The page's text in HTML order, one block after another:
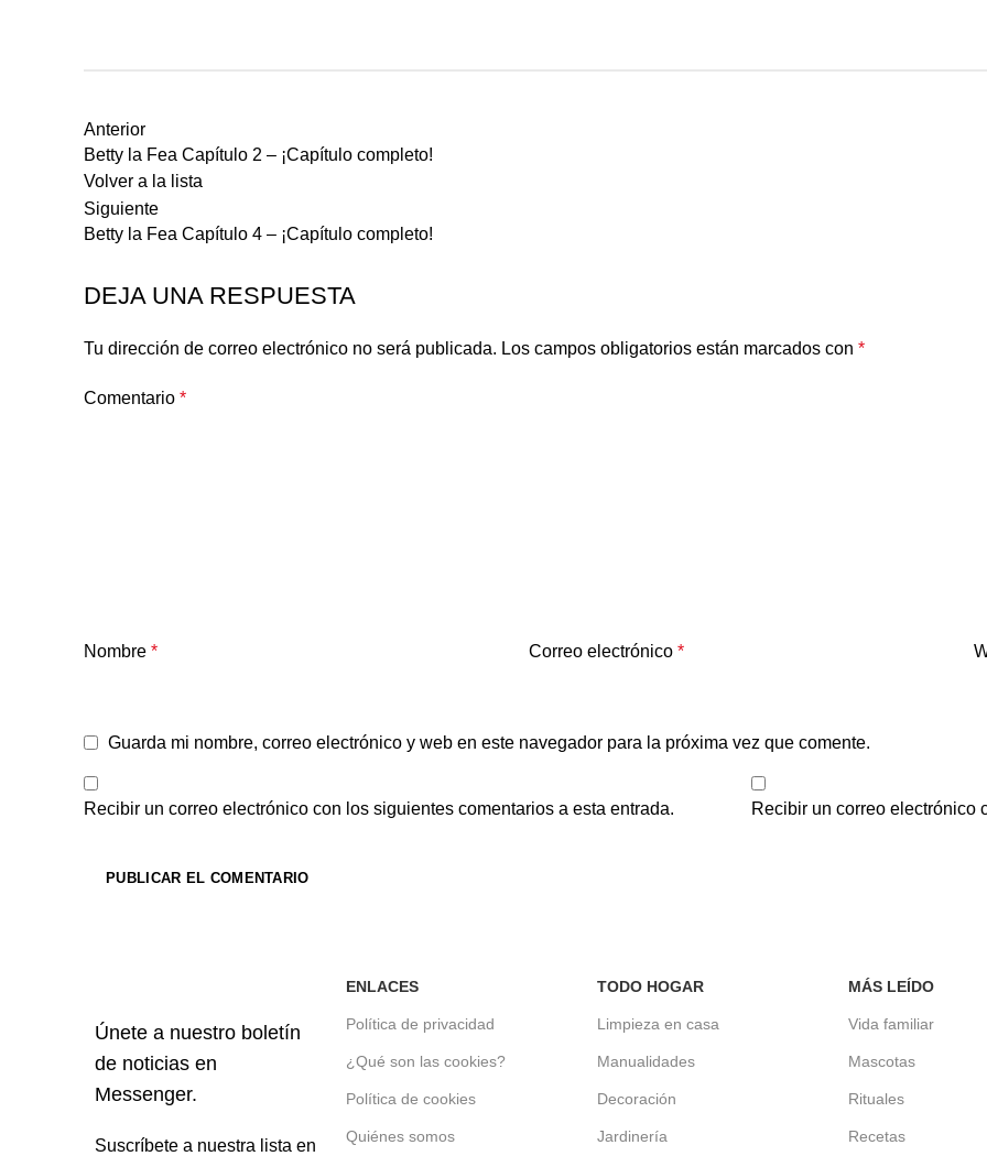
Anterior
Betty la Fea Capítulo 2 – ¡Capítulo completo!
Volver a la lista
Siguiente
Betty la Fea Capítulo 4 – ¡Capítulo completo!
DEJA UNA RESPUESTA
Tu dirección de correo electrónico no será publicada. Los campos obligatorios están marcados con *
Comentario *
Nombre * Correo electrónico *
Guarda mi nombre, correo electrónico y web en este navegador para la próxima vez que comente.
Recibir un correo electrónico con los siguientes comentarios a esta entrada. Recibir un correo electrónico
Únete a nuestro boletín
de noticias en
Messenger.
Suscríbete a nuestra lista en
ENLACES
Política de privacidad
¿Qué son las cookies?
Política de cookies
Quiénes somos
TODO HOGAR
Limpieza en casa
Manualidades
Decoración
Jardinería
MÁS LEÍDO
Vida familiar
Mascotas
Rituales
Recetas